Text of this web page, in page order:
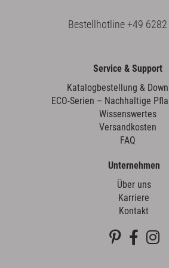
Bestellhotline+49
Service & Support
Katalogbestellung &
ECO-Serien – Nachhaltige
Wissenswertes
Versandkosten
FAQ
Unternehmen
Über uns
Karriere
Kontakt